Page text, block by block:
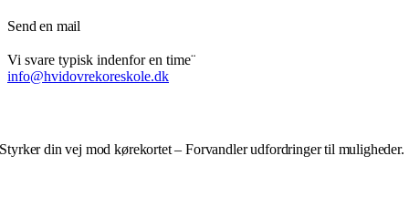
Send en mail
Vi svare typisk indenfor en time¨
info@hvidovrekoreskole.dk
Styrker din vej mod kørekortet – Forvandler udfordringer til muligheder.